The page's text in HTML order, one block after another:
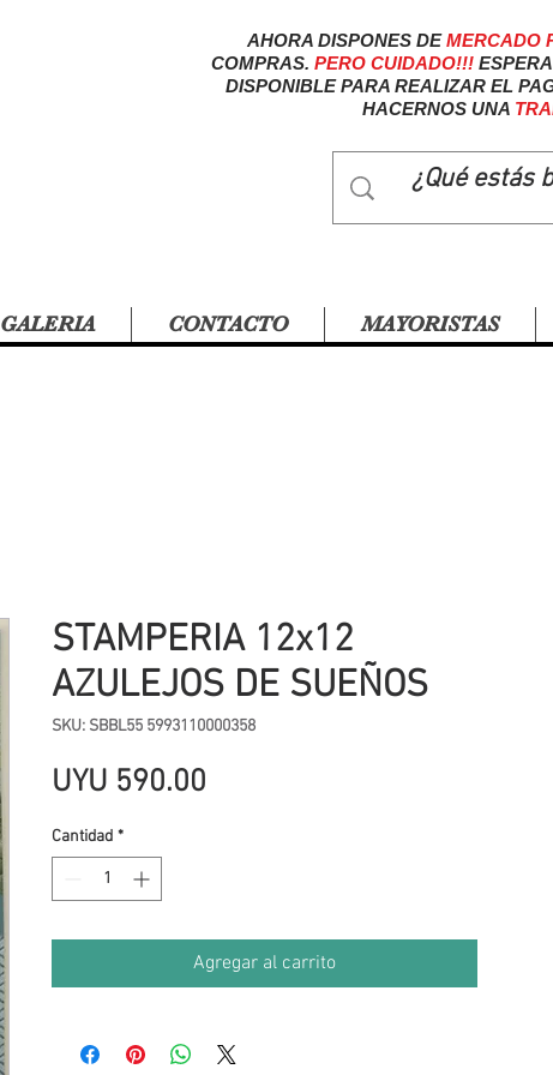
AHORA DISPONES DEMERCADO
COMPRAS. PERO CUIDADO!!!
DISPONIBLE PARA REALIZAR EL
HACERNOS UNA
GALERIA CONTACTO MAYORISTAS
STAMPERIA 12x12
AZULEJOS DE SUEÑOS
SKU: SBBL55 5993110000358
UYU 590.00
Cantidad *
Agregar al carrito